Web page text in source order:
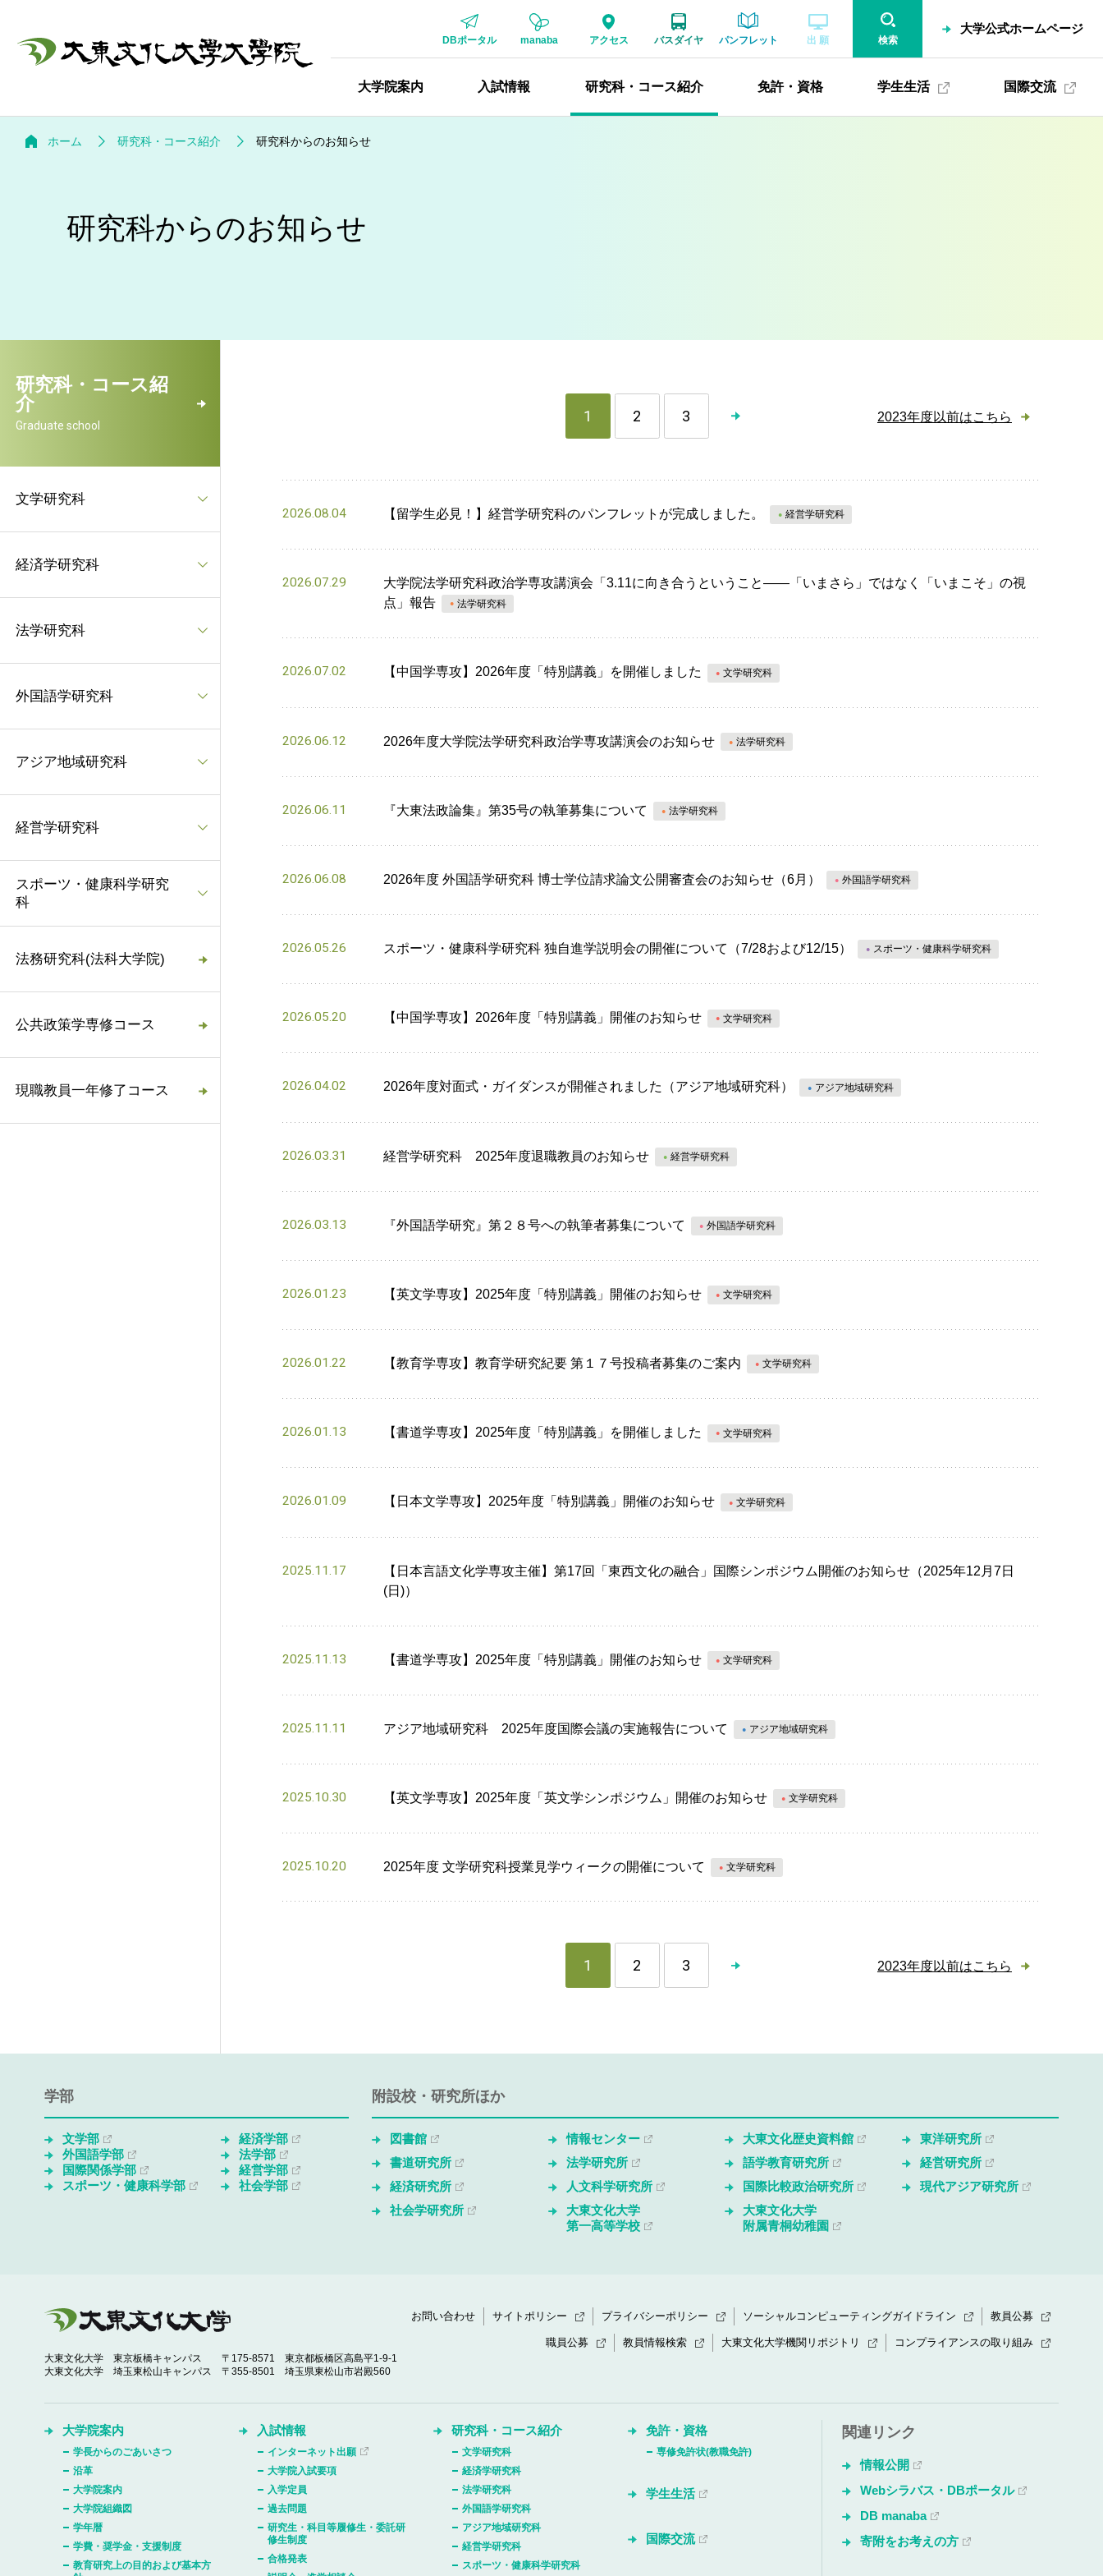
DBポータル manaba アクセス バスダイヤ パンフレット 出 願 検索
大学公式ホームページ
大学院案内 入試情報 研究科・コース紹介 免許・資格 学生生活 国際交流
ホーム 研究科・コース紹介 研究科からのお知らせ
研究科からのお知らせ
研究科・コース紹
介
Graduate school
文学研究科
経済学研究科
法学研究科
外国語学研究科
アジア地域研究科
経営学研究科
スポーツ・健康科学研究
科
法務研究科(法科大学院)
公共政策学専修コース
現職教員一年修了コース
1 2 3 2023年度以前はこちら
2026.08.04 【留学生必見！】経営学研究科のパンフレットが完成しました。 経営学研究科
2026.07.29
大学院法学研究科政治学専攻講演会「3.11に向き合うということ――「いまさら」ではなく「いまこそ」の視
点」報告
法学研究科
2026.07.02 【中国学専攻】2026年度「特別講義」を開催しました 文学研究科
2026.06.12 2026年度大学院法学研究科政治学専攻講演会のお知らせ 法学研究科
2026.06.11 『大東法政論集』第35号の執筆募集について 法学研究科
2026.06.08 2026年度 外国語学研究科 博士学位請求論文公開審査会のお知らせ（6月） 外国語学研究科
2026.05.26 スポーツ・健康科学研究科 独自進学説明会の開催について（7/28および12/15） スポーツ・健康科学研究科
2026.05.20 【中国学専攻】2026年度「特別講義」開催のお知らせ 文学研究科
2026.04.02 2026年度対面式・ガイダンスが開催されました（アジア地域研究科） アジア地域研究科
2026.03.31 経営学研究科 2025年度退職教員のお知らせ 経営学研究科
2026.03.13 『外国語学研究』第２８号への執筆者募集について 外国語学研究科
2026.01.23 【英文学専攻】2025年度「特別講義」開催のお知らせ 文学研究科
2026.01.22 【教育学専攻】教育学研究紀要 第１７号投稿者募集のご案内 文学研究科
2026.01.13 【書道学専攻】2025年度「特別講義」を開催しました 文学研究科
2026.01.09 【日本文学専攻】2025年度「特別講義」開催のお知らせ 文学研究科
2025.11.17
【日本言語文化学専攻主催】第17回「東西文化の融合」国際シンポジウム開催のお知らせ（2025年12月7日
(日)）
2025.11.13 【書道学専攻】2025年度「特別講義」開催のお知らせ 文学研究科
2025.11.11 アジア地域研究科 2025年度国際会議の実施報告について アジア地域研究科
2025.10.30 【英文学専攻】2025年度「英文学シンポジウム」開催のお知らせ 文学研究科
2025.10.20 2025年度 文学研究科授業見学ウィークの開催について 文学研究科
1 2 3 2023年度以前はこちら
学部
文学部
経済学部
外国語学部
法学部
国際関係学部
経営学部
スポーツ・健康科学部
社会学部
附設校・研究所ほか
図書館 情報センター 大東文化歴史資料館
東洋研究所
書道研究所
法学研究所 語学教育研究所
経営研究所
経済研究所
人文科学研究所 国際比較政治研究所
現代アジア研究所
社会学研究所
大東文化大学
第一高等学校
大東文化大学
附属青桐幼稚園
大東文化大学 東京板橋キャンパス
〒175-8571 東京都板橋区高島平1-9-1
大東文化大学 埼玉東松山キャンパス
〒355-8501 埼玉県東松山市岩殿560
お問い合わせ サイトポリシー プライバシーポリシー ソーシャルコンピューティングガイドライン 教員公募
職員公募 教員情報検索 大東文化大学機関リポジトリ コンプライアンスの取り組み
大学院案内
学長からのごあいさつ
沿革
大学院案内
大学院組織図
学年暦
学費・奨学金・支援制度
教育研究上の目的および基本方
入試情報
インターネット出願
大学院入試要項
入学定員
過去問題
研究生・科目等履修生・委託研
修生制度
合格発表
研究科・コース紹介
文学研究科
経済学研究科
法学研究科
外国語学研究科
アジア地域研究科
経営学研究科
スポーツ・健康科学研究科
免許・資格
専修免許状(教職免許)
学生生活
国際交流
関連リンク
情報公開
Webシラバス・DBポータル
DB manaba
寄附をお考えの方